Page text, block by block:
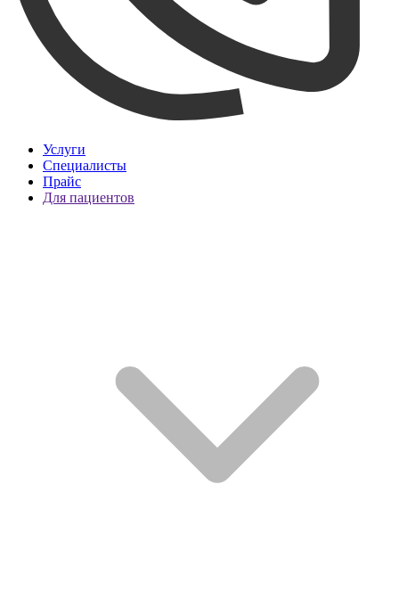
Услуги
Специалисты
Прайс
Для пациентов